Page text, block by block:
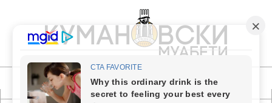
content
КУМАНОВСКИ
МУАБЕТИ
Primary